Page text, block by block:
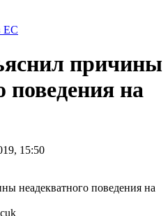
ЕС
причины
поведения на
15:50